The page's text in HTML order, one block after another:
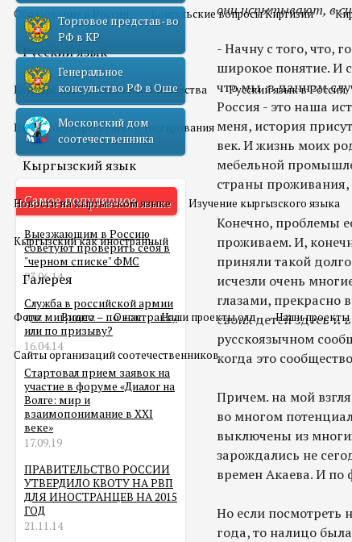
Образование в России Консульские вопросы Киргизии
Русский язык
Конкурс педагогического мастерства Русский язык в России
Центр государственного тестирования
Кыргызский язык
Новости на кыргызском языке Изучение кыргызского языка
Кыргызский как иностранный
Галерея
Фото Видео О нас Наши проекты олд Наши проекты
Сайты организаций соотечественников
Торговое представ-во
РФ в КР
Генеральное
консульство РФ в Оше
Московский дом
соотечественника
Самое популярное
Выезжающим в Россию
советуют проверить себя в
"черном списке" ФМС
03.06.14
Служба в российской армии
для мигранта – по контракту
или по призыву?
16.04.14
Стартовал прием заявок на
участие в форуме «Диалог на
Волге: мир и
взаимопонимание в XXI
веке»
17.09.19
ПРАВИТЕЛЬСТВО РОССИИ
УТВЕРДИЛО КВОТУ НА РВП
ДЛЯ ИНОСТРАНЦЕВ НА 2015
ГОД
21.11.14
они испытывают, в
- Начну с того, что,
широкое понятие. И
что мы, в данном
Россия - это наша
меня, история
век. И жизнь моих
мебельной
страны
Конечно, проблемы
проживаем. И,
приняли такой
исчезли очень
глазами, прекрасно
своих детей здесь и
русскоязычном
когда это
Причем. на мой
во многом
выключены из
зарождались не
времен Акаева. И по
Но если посмотреть
года, то налицо